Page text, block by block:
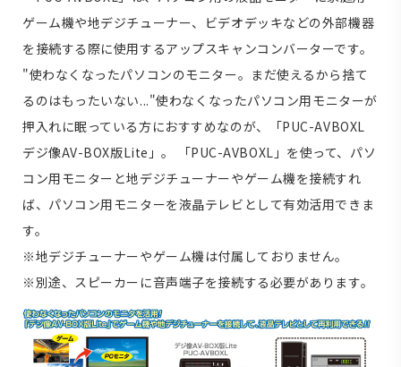
ゲーム機や地デジチューナー、ビデオデッキなどの外部機器
を接続する際に使用するアップスキャンコンバーターです。
"使わなくなったパソコンのモニター。まだ使えるから捨て
るのはもったいない..."使わなくなったパソコン用モニターが
押入れに眠っている方におすすめなのが、「PUC-AVBOXL
デジ像AV-BOX版Lite」。 「PUC-AVBOXL」を使って、パソ
コン用モニターと地デジチューナーやゲーム機を接続すれ
ば、パソコン用モニターを液晶テレビとして有効活用できま
す。
※地デジチューナーやゲーム機は付属しておりません。
※別途、スピーカーに音声端子を接続する必要があります。